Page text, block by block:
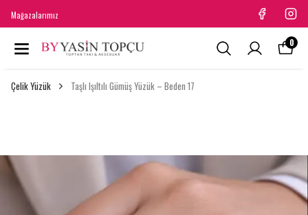
Mağazalarımız
0
Çelik Yüzük Taşlı Işıltılı Gümüş Yüzük – Beden 17